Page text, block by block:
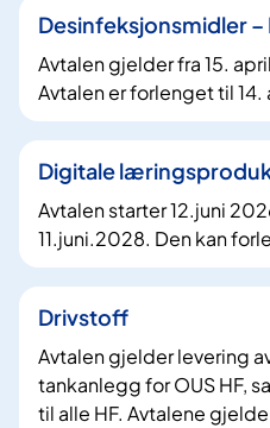
Desinfeksjonsmidler
Avtalen gjelder fra 15.
Avtalen er forlenget til 14.
Digitale
Avtalen starter 12.juni
11.juni.2028. Den kan
Drivstoff
Avtalen gjelder levering
tankanlegg for OUS HF,
til alle HF. Avtalene